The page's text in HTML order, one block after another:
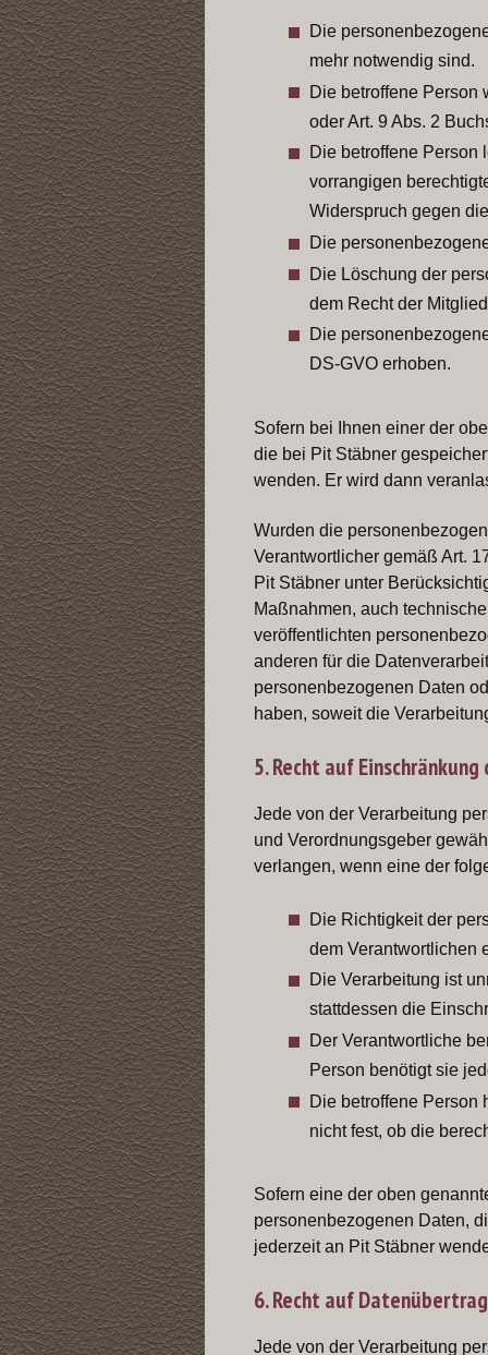
Die
mehr notwendig sind.
Die betroffene Person
oder Art. 9 Abs. 2
Die betroffene Person
vorrangigen
Widerspruch gegen
Die
Die Löschung der
dem Recht der
Die
DS-GVO erhoben.
Sofern bei Ihnen einer der
die bei Pit Stäbner
wenden. Er wird dann
Wurden die
Verantwortlicher gemäß Art.
Pit Stäbner unter
Maßnahmen, auch
veröffentlichten
anderen für die
personenbezogenen Daten
haben, soweit die
5. Recht auf
Jede von der Verarbeitung
und Verordnungsgeber
verlangen, wenn eine der
Die Richtigkeit der
dem Verantwortlichen
Die Verarbeitung ist
stattdessen die
Der Verantwortliche
Person benötigt sie
Die betroffene Person
nicht fest, ob die
Sofern eine der oben
personenbezogenen Daten,
jederzeit an Pit Stäbner
6. Recht auf
Jede von der Verarbeitung